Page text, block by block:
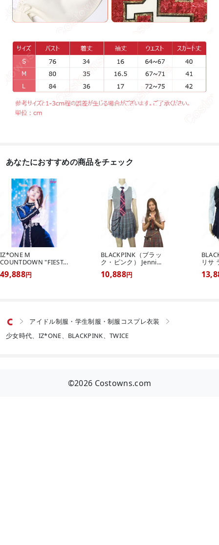
あなたにおすすめの商品をチェック
IZ*ONE M
COUNTDOWN "FIEST...
49,888円
BLACKPINK（ブラッ
ク・ピンク） Jenni...
10,888円
リサ
 アイドル制服・学生制服・制服コスプレ衣装 
少女時代、IZ*ONE、BLACKPINK、TWICE
©2026 Costowns.com